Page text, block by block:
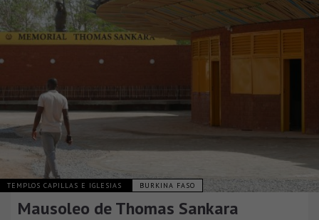
TEMPLOS CAPILLAS E IGLESIAS BURKINA FASO
Mausoleo de Thomas Sankara